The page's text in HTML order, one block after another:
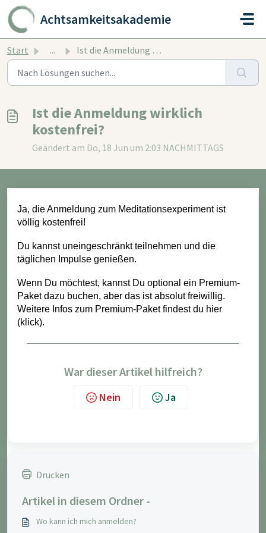
Zum hauptsächlichen Inhalt gehen
Achtsamkeitsakademie
Start ... Ist die Anmeldung wirklich kostenfrei?
Ist die Anmeldung wirklich
kostenfrei?
Geändert am Do, 18 Jun um 2:03 NACHMITTAGS
Ja, die Anmeldung zum Meditationsexperimentist
völlig kostenfrei!
Du kannst uneingeschränkt teilnehmen und die
täglichen Impulse genießen.
Wenn Du möchtest, kannst Du optional ein Premium-
Paket dazu buchen, aber das ist absolut freiwillig.
Weitere Infos zum Premium-Paket findest du hier
(klick).
War dieser Artikel hilfreich?
Nein Ja
Drucken
Artikel in diesem Ordner -
Wo kann ich mich anmelden?